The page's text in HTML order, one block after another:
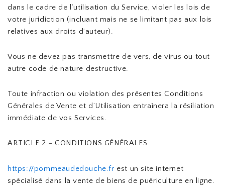
dans le cadre de l’utilisation du Service, violer les lois de
votre juridiction (incluant mais ne se limitant pas aux lois
relatives aux droits d’auteur).
Vous ne devez pas transmettre de vers, de virus ou tout
autre code de nature destructive.
Toute infraction ou violation des présentes Conditions
Générales de Vente et d’Utilisation entraînera la résiliation
immédiate de vos Services.
ARTICLE 2 – CONDITIONS GÉNÉRALES
https://pommeaudedouche.fr est un site internet
spécialisé dans la vente de biens de puériculture en ligne.